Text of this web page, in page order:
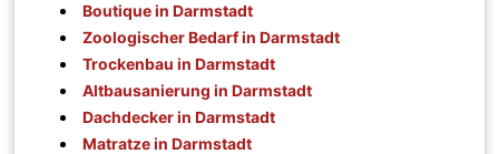
Boutique in Darmstadt
Zoologischer Bedarf in Darmstadt
Trockenbau in Darmstadt
Altbausanierung in Darmstadt
Dachdecker in Darmstadt
Matratze in Darmstadt